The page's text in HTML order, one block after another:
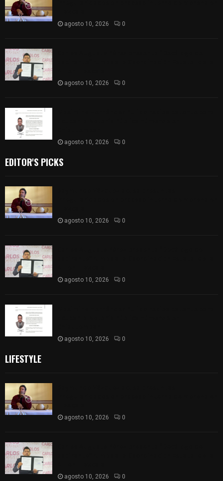
agosto 10, 2026 0
agosto 10, 2026 0
agosto 10, 2026 0
EDITOR'S PICKS
agosto 10, 2026 0
agosto 10, 2026 0
agosto 10, 2026 0
LIFESTYLE
agosto 10, 2026 0
agosto 10, 2026 0